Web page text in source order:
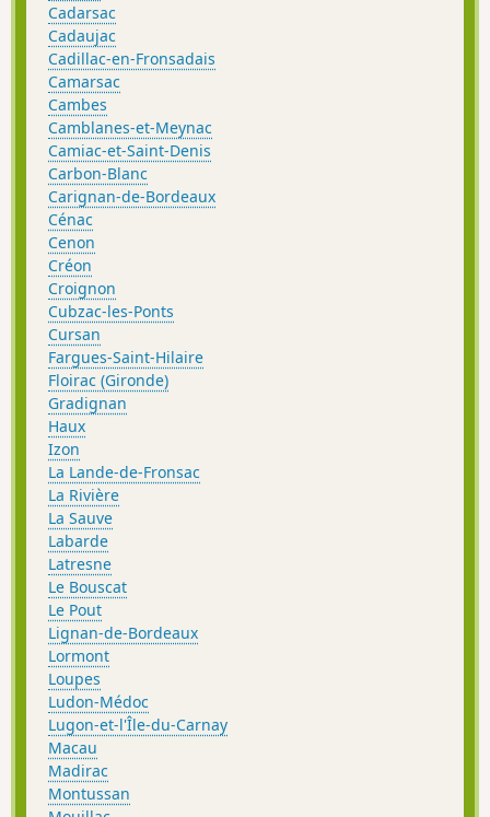
Cadarsac
Cadaujac
Cadillac-en-Fronsadais
Camarsac
Cambes
Camblanes-et-Meynac
Camiac-et-Saint-Denis
Carbon-Blanc
Carignan-de-Bordeaux
Cénac
Cenon
Créon
Croignon
Cubzac-les-Ponts
Cursan
Fargues-Saint-Hilaire
Floirac (Gironde)
Gradignan
Haux
Izon
La Lande-de-Fronsac
La Rivière
La Sauve
Labarde
Latresne
Le Bouscat
Le Pout
Lignan-de-Bordeaux
Lormont
Loupes
Ludon-Médoc
Lugon-et-l'Île-du-Carnay
Macau
Madirac
Montussan